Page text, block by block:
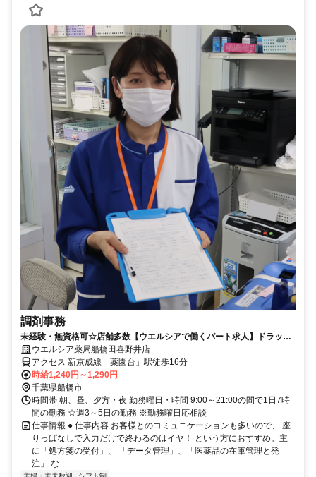
調剤事務
未経験・無資格可☆店舗多数【ウエルシアで働くパート求人】ドラッグ
ストアの調剤事務
ウエルシア薬局船橋田喜野井店
アクセス 新京成線「薬園台」駅徒歩16分
時給1,240円～1,290円
千葉県船橋市
時間帯 朝、昼、夕方・夜 勤務曜日・時間 9:00～21:00の間で1日7時
間の勤務 ☆週3～5日の勤務 ※勤務曜日応相談
仕事情報 ● 仕事内容 お客様とのコミュニケーションも多いので、 座
りっぱなしで入力だけで終わるのはイヤ！ という方におすすめ。主
に「処方箋の受付」、 「データ管理」、「医薬品の在庫管理と発
注」 な...